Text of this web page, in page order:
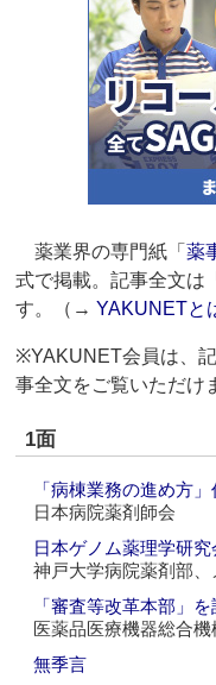
薬業界の専門紙「薬
式で掲載。記事全文は
す。（→YAKUNETと
※YAKUNET会員は、
事全文をご覧いただけ
1面
「病棟業務の進め方
日本病院薬剤師会
日本ゲノム薬理学研究
神戸大学病院薬剤部、
「審査等改革本部」
医薬品医療機器総合機
無季言